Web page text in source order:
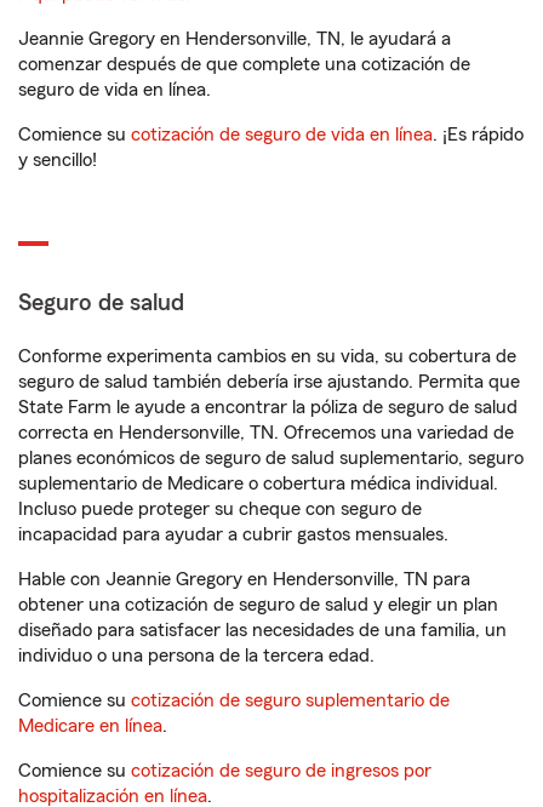
Jeannie Gregory en Hendersonville, TN, le ayudará a
comenzar después de que complete una cotización de
seguro de vida en línea.
Comience su cotización de seguro de vida en línea. ¡Es rápido
y sencillo!
Seguro de salud
Conforme experimenta cambios en su vida, su cobertura de
seguro de salud también debería irse ajustando. Permita que
State Farm le ayude a encontrar la póliza de seguro de salud
correcta en Hendersonville, TN. Ofrecemos una variedad de
planes económicos de seguro de salud suplementario, seguro
suplementario de Medicare o cobertura médica individual.
Incluso puede proteger su cheque con seguro de
incapacidad para ayudar a cubrir gastos mensuales.
Hable con Jeannie Gregory en Hendersonville, TN para
obtener una cotización de seguro de salud y elegir un plan
diseñado para satisfacer las necesidades de una familia, un
individuo o una persona de la tercera edad.
Comience su cotización de seguro suplementario de
Medicare en línea.
Comience su cotización de seguro de ingresos por
hospitalización en línea.